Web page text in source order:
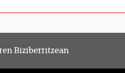
Biziberritzean